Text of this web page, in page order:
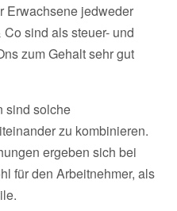
Erwachsene jedweder
sind als steuer- und
zum Gehalt sehr gut
sind solche
zu kombinieren.
ergeben sich bei
für den Arbeitnehmer, als